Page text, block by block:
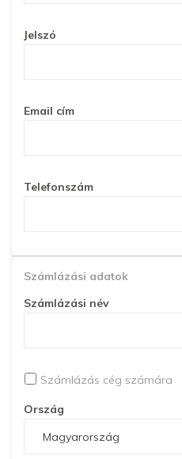
Jelszó
Email cím
Telefonszám
Számlázási adatok
Számlázási név
Számlázás cég számára
Ország
Magyarország